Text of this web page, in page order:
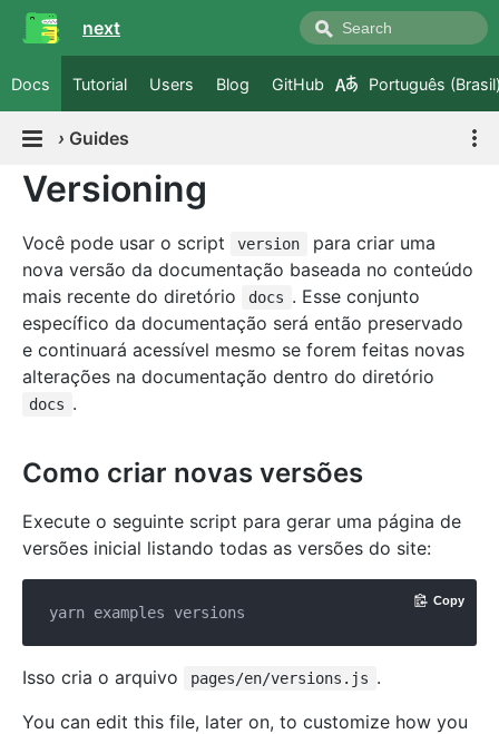
next
Docs Tutorial Users Blog GitHub Português
› Guides
Versioning
Você pode usar o script version
para criar uma
nova versão da documentação baseada no conteúdo
mais recente do diretório
docs . Esse conjunto
específico da documentação será então preservado
e continuará acessível mesmo se forem feitas novas
alterações na documentação dentro do diretório
docs .
Como criar novas versões
Execute o seguinte script para gerar uma página de
versões inicial listando todas as versões do site:
Copy
Isso cria o arquivo pages/en/versions.js .
You can edit this file, later on, to customize how you